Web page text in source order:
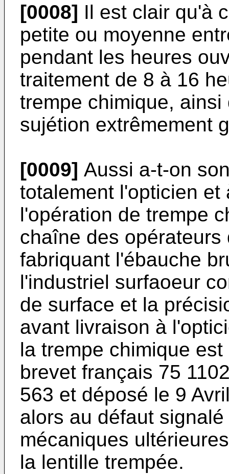
[0008] Il est clair qu'à
petite ou moyenne
pendant les heures
traitement de 8 à 16
trempe chimique,
sujétion extrêmement
[0009] Aussi a-t-on
totalement l'opticien
l'opération de trempe
chaîne des
fabriquant l'ébauche
l'industriel surfaoeur
de surface et la
avant livraison à
la trempe chimique
brevet français 75
563 et déposé le 9
alors au défaut
mécaniques
la lentille trempée.